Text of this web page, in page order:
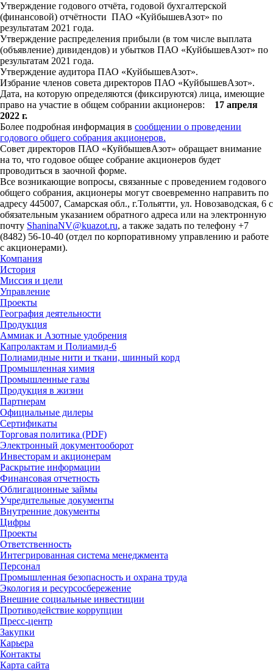
Утверждение годового отчёта, годовой бухгалтерской
(финансовой) отчётности ПАО «КуйбышевАзот» по
результатам 2021 года.
Утверждение распределения прибыли (в том числе выплата
(объявление) дивидендов) и убытков ПАО «КуйбышевАзот» по
результатам 2021 года.
Утверждение аудитора ПАО «КуйбышевАзот».
Избрание членов совета директоров ПАО «КуйбышевАзот».
Дата, на которую определяются (фиксируются) лица, имеющие
право на участие в общем собрании акционеров: 17 апреля
2022 г.
Более подробная информация в сообщении о проведении
годового общего собрания акционеров.
Совет директоров ПАО «КуйбышевАзот» обращает внимание
на то, что годовое общее собрание акционеров будет
проводиться в заочной форме.
Все возникающие вопросы, связанные с проведением годового
общего собрания, акционеры могут своевременно направить по
адресу 445007, Самарская обл., г.Тольятти, ул. Новозаводская, 6 с
обязательным указанием обратного адреса или на электронную
почту ShaninaNV@kuazot.ru, а также задать по телефону +7
(8482) 56-10-40 (отдел по корпоративному управлению и работе
с акционерами).
Компания
История
Миссия и цели
Управление
Проекты
География деятельности
Продукция
Аммиак и Азотные удобрения
Капролактам и Полиамид-6
Полиамидные нити и ткани, шинный корд
Промышленная химия
Промышленные газы
Продукция в жизни
Партнерам
Официальные дилеры
Сертификаты
Торговая политика (PDF)
Электронный документооборот
Инвесторам и акционерам
Раскрытие информации
Финансовая отчетность
Облигационные займы
Учредительные документы
Внутренние документы
Цифры
Проекты
Ответственность
Интегрированная система менеджмента
Персонал
Промышленная безопасность и охрана труда
Экология и ресурсосбережение
Внешние социальные инвестиции
Противодействие коррупции
Пресс-центр
Закупки
Карьера
Контакты
Карта сайта